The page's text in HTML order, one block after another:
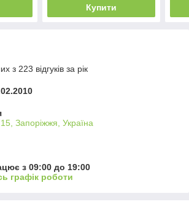
Купити
з 223 відгуків за рік
Запоріжжя, Україна
з 09:00 до 19:00
графік роботи